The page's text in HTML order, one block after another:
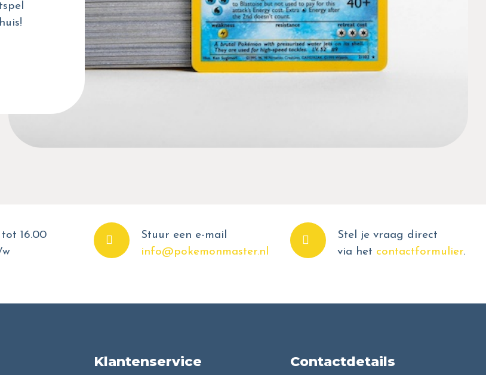
16.00
Stuur een e-mail
info@pokemonmaster.nl
Stel je vraag direct
via het contactformulier.
Klantenservice Contactdetails